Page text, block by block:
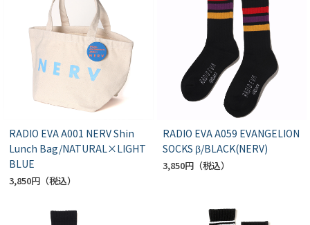
RADIO EVA A001 NERV Shin
Lunch Bag/NATURAL×LIGHT
BLUE
3,850円
RADIO EVA A059 EVANGELION
SOCKS β/BLACK(NERV)
3,850円